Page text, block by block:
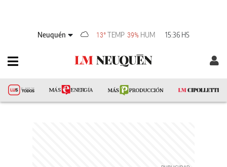
Neuquén 13°TEMP 39% HUM 15:36 HS